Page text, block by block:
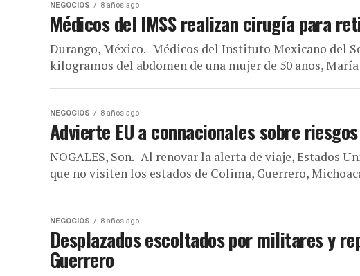
NEGOCIOS 8 años ago
Médicos del IMSS realizan cirugía para
Durango, México.- Médicos del Instituto Mexicano del
kilogramos del abdomen de una mujer de 50 años,
NEGOCIOS 8 años ago
Advierte EU a connacionales sobre
NOGALES, Son.- Al renovar la alerta de viaje, Estados
que no visiten los estados de Colima, Guerrero,
NEGOCIOS 8 años ago
Desplazados escoltados por militares y
Guerrero